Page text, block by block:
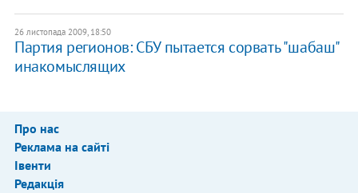
26 листопада 2009, 18:50
Партия регионов: СБУ пытается сорвать "шабаш"
инакомыслящих
Про нас
Реклама на сайті
Івенти
Редакція